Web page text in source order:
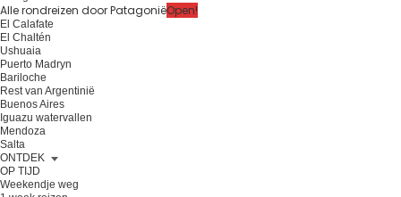
Alle rondreizen door PatagoniëOpen!
El Calafate
El Chaltén
Ushuaia
Puerto Madryn
Bariloche
Rest van Argentinië
Buenos Aires
Iguazu watervallen
Mendoza
Salta
ONTDEK
OP TIJD
Weekendje weg